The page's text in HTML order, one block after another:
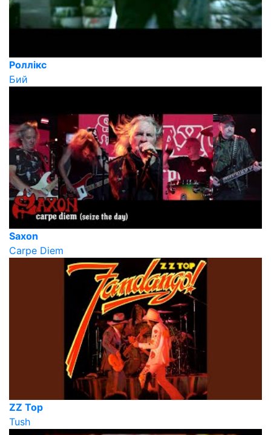
Роллікс
Бий
Saxon
Carpe Diem
ZZ Top
Tush